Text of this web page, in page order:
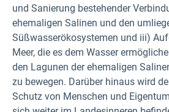
und Sanierung bestehender
ehemaligen Salinen und den
Süßwasserökosystemen und iii)
Meer, die es dem Wasser
den Lagunen der ehemaligen
zu bewegen. Darüber hinaus wird
Schutz von Menschen und